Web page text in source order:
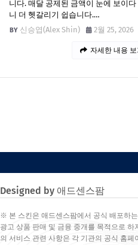
니다. 매달 공제된 금액이 눈에 보이다
니 더 헷갈리기 쉽습니다.…
신승엽(Alex Shin)
2월 25, 2026
자세한 내용 보
Designed by 애드센스팜
※ 본 스킨은 애드센스팜에서 공식 배포하
광고 상품 판매 및 금융 중개를 목적으로 하
의 서비스 관련 사항은 각 기관의 공식 홈